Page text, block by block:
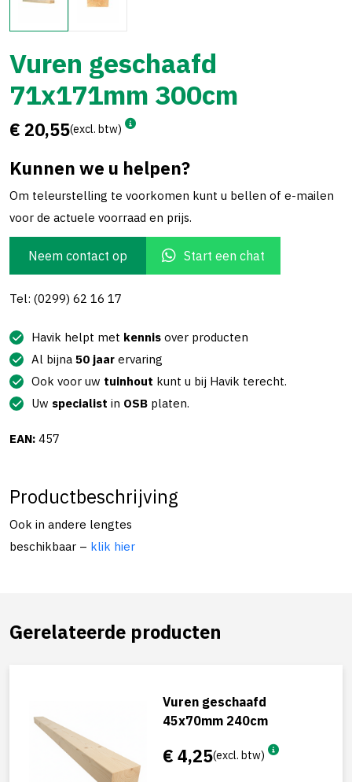
Vuren geschaafd
71x171mm 300cm
€ 20,55(excl. btw)
Kunnen we u helpen?
Om teleurstelling te voorkomen kunt u bellen of e-mailen
voor de actuele voorraad en prijs.
Neem contact op Start een chat
Tel: (0299) 62 16 17
Havik helpt met kennis over producten
Al bijna 50 jaar ervaring
Ook voor uw tuinhout kunt u bij Havik terecht.
Uw specialist in OSB platen.
EAN: 457
Productbeschrijving
Ook in andere lengtes
beschikbaar – klik hier
Gerelateerde producten
Vuren geschaafd
45x70mm 240cm
€ 4,25(excl. btw)